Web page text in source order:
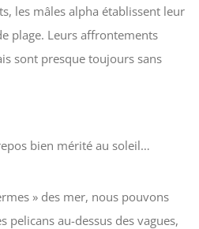
les mâles alpha établissent leur
plage. Leurs affrontements
sont presque toujours sans
bien mérité au soleil…
» des mer, nous pouvons
pelicans au-dessus des vagues,